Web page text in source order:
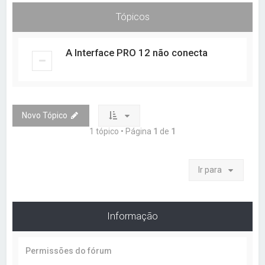
a
Tópicos
A Interface PRO 12 não conecta
Novo Tópico
1 tópico • Página 1 de 1
Ir para
Informação
Permissões do fórum